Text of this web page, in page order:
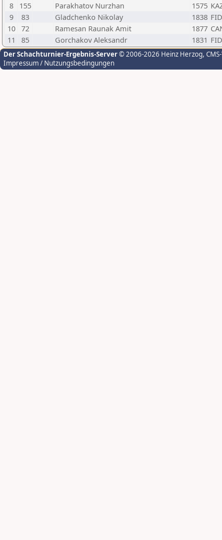
8
155 Parakhatov Nurzhan 1575
9
83 Gladchenko Nikolay 1838 FID
10 72 Ramesan Raunak Amit 1877
11
85 Gorchakov Aleksandr 1831 FID
Der Schachturnier-Ergebnis-Server© 2006-2026 Heinz Herzog,
Impressum / Nutzungsbedingungen